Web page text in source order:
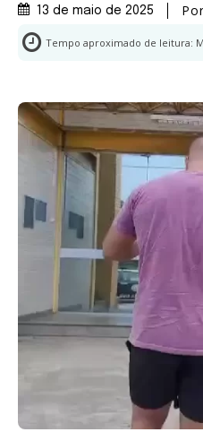
13 de maio de 2025
Tempo aproximado de leitura: